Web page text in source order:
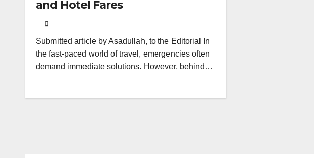
and Hotel Fares
Submitted article by Asadullah, to the Editorial In
the fast-paced world of travel, emergencies often
demand immediate solutions. However, behind…